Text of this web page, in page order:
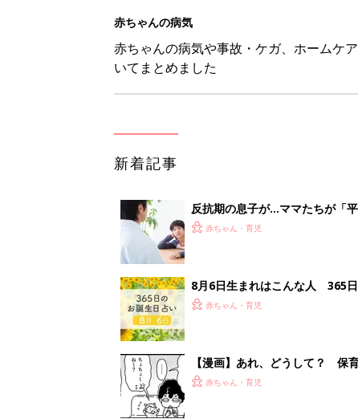
赤ちゃんの病気
赤ちゃんの病気や事故・ケガ、ホームケ
いてまとめました
新着記事
反抗期の息子が...ママたちが「
赤ちゃん・育児
8月6日生まれはこんな人 365日
赤ちゃん・育児
【漫画】あれ、どうして？ 保
がする……！『ふうふう子育て ＃
赤ちゃん・育児